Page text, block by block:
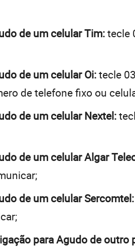
de um celular Tim:tecle
de um celular Oi:tecle
de telefone fixo ou
de um celular Nextel:
de um celular Algar
de um celular Sercomtel:
para Agudo de outro